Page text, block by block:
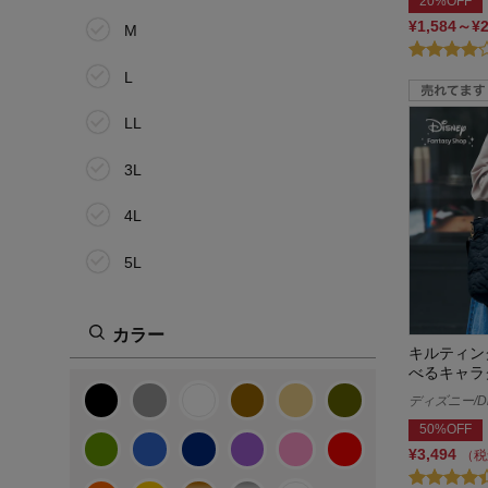
M
L
LL
3L
4L
5L
7L
13.0cm
14.0cm
カラー
¥1,584～
キルティ
べるキャ
ディズニー/
50%OFF
¥3,494 （